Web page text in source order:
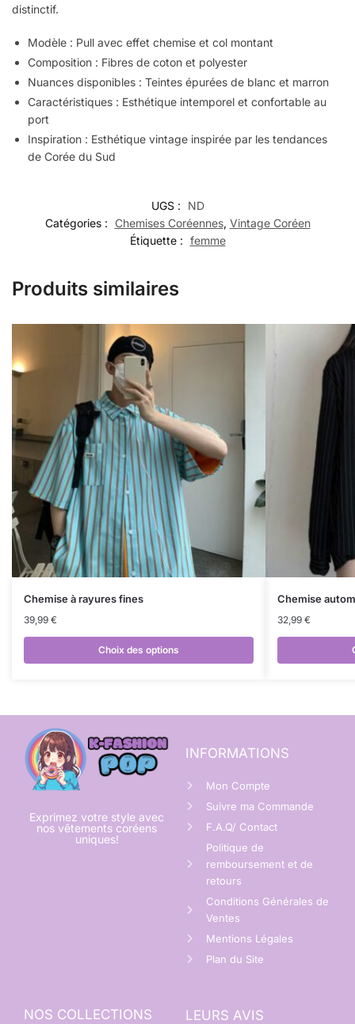
distinctif.
Modèle : Pull avec effet chemise et col montant
Composition : Fibres de coton et polyester
Nuances disponibles : Teintes épurées de blanc et marron
Caractéristiques : Esthétique intemporel et confortable au
port
Inspiration : Esthétique vintage inspirée par les tendances
de Corée du Sud
UGS :
ND
Catégories :
Chemises Coréennes, Vintage Coréen
Étiquette : femme
Produits similaires
Chemise à rayures fines
39,99 €
Choix des options
Chemise
32,99 €
Exprimez votre style avec
nos vêtements coréens
uniques!
INFORMATIONS
Mon Compte
Suivre ma Commande
F.A.Q/ Contact
Politique de
remboursement et de
retours
Conditions Générales de
Ventes
Mentions Légales
Plan du Site
NOS COLLECTIONS LEURS AVIS